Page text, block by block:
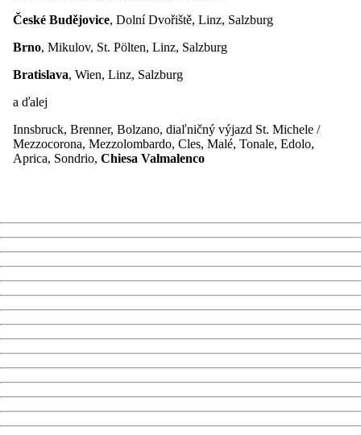
České Budějovice, Dolní Dvořiště, Linz, Salzburg
Brno, Mikulov, St. Pölten, Linz, Salzburg
Bratislava, Wien, Linz, Salzburg
a ďalej
Innsbruck, Brenner, Bolzano, diaľničný výjazd St. Michele /
Mezzocorona, Mezzolombardo, Cles, Malé, Tonale, Edolo,
Aprica, Sondrio, Chiesa Valmalenco